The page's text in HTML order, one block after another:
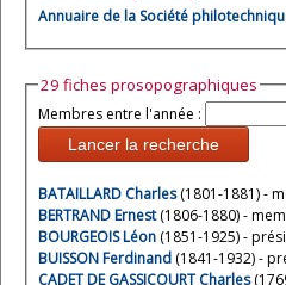
Annuaire de la Société
29 fiches prosopographiques
Membres entre l'année :
Lancer la recherche
BATAILLARD Charles(1801-1881) -
BERTRAND Ernest(1806-1880) -
BOURGEOIS Léon (1851-1925) -
BUISSON Ferdinand (1841-1932) -
CADET DE GASSICOURT Charles